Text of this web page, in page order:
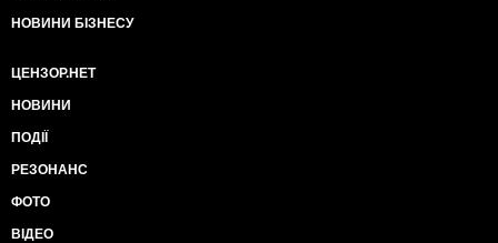
НОВИНИ БІЗНЕСУ
ЦЕНЗОР.НЕТ
НОВИНИ
ПОДІЇ
РЕЗОНАНС
ФОТО
ВІДЕО